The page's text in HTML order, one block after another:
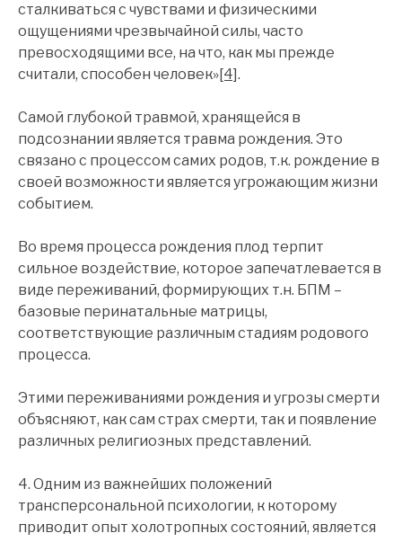
сталкиваться с чувствами и физическими
ощущениями чрезвычайной силы, часто
превосходящими все, на что, как мы прежде
считали, способен человек»[4].
Самой глубокой травмой, хранящейся в
подсознании является травма рождения. Это
связано с процессом самих родов, т.к. рождение в
своей возможности является угрожающим жизни
событием.
Во время процесса рождения плод терпит
сильное воздействие, которое запечатлевается в
виде переживаний, формирующих т.н. БПМ –
базовые перинатальные матрицы,
соответствующие различным стадиям родового
процесса.
Этими переживаниями рождения и угрозы смерти
объясняют, как сам страх смерти, так и появление
различных религиозных представлений.
4. Одним из важнейших положений
трансперсональной психологии, к которому
приводит опыт холотропных состояний, является